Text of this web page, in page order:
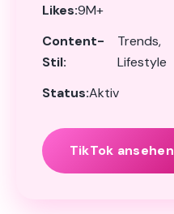
Likes:9M+
Content-
Stil:
Trends,
Lifestyle
Status:Aktiv
TikTok ansehen